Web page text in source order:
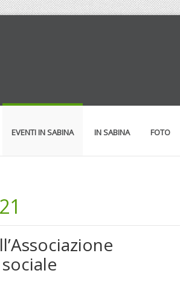
EVENTI IN SABINA IN SABINA FOTO